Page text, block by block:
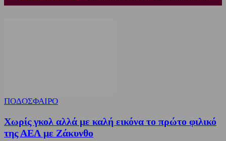
ΠΟΔΟΣΦΑΙΡΟ
Χωρίς γκολ αλλά με καλή εικόνα το πρώτο φιλικό
της ΑΕΛ με Ζάκυνθο